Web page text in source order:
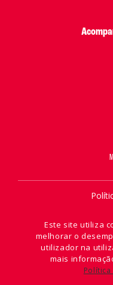
Este site utiliza
melhorar o
utilizador na
mais
Política